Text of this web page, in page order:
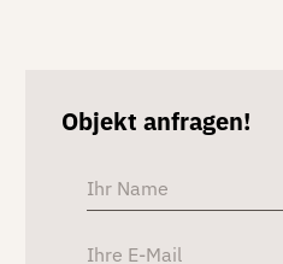
Objekt anfragen!